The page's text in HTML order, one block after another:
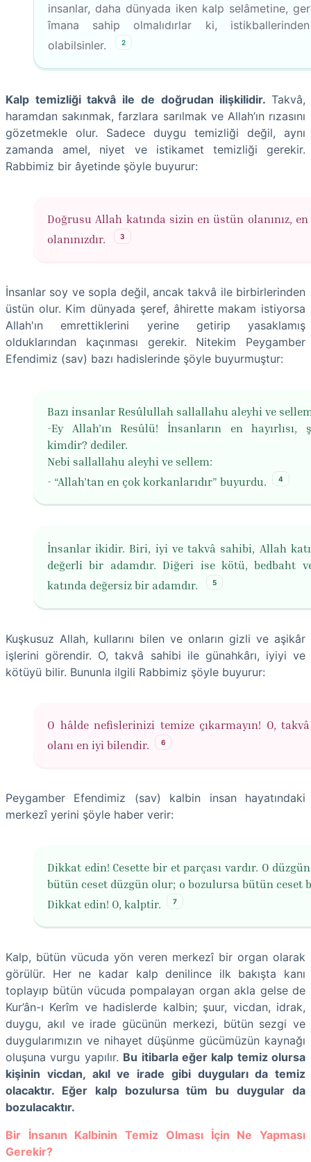
insanlar, daha dünyada iken kalp selâmetine,
îmana sahip olmalıdırlar ki,
olabilsinler.
2
Kalp temizliği takvâ ile de doğrudan ilişkilidir. Takvâ,
haramdan sakınmak, farzlara sarılmak ve Allah’ın rızasını
gözetmekle olur. Sadece duygu temizliği değil, aynı
zamanda amel, niyet ve istikamet temizliği gerekir.
Rabbimiz bir âyetinde şöyle buyurur:
Doğrusu Allah katında sizin en üstün olanınız, en
olanınızdır.
3
İnsanlar soy ve sopla değil, ancak takvâ ile birbirlerinden
üstün olur. Kim dünyada şeref, âhirette makam istiyorsa
Allah'ın emrettiklerini yerine getirip yasaklamış
olduklarından kaçınması gerekir. Nitekim Peygamber
Efendimiz (sav) bazı hadislerinde şöyle buyurmuştur:
Bazı insanlar Resûlullah sallallahu aleyhi ve
-Ey Allah’ın Resûlü! İnsanların en hayırlısı,
kimdir? dediler.
Nebi sallallahu aleyhi ve sellem:
- “Allah’tan en çok korkanlarıdır” buyurdu.
4
İnsanlar ikidir. Biri, iyi ve takvâ sahibi, Allah
değerli bir adamdır. Diğeri ise kötü, bedbaht
katında değersiz bir adamdır.
5
Kuşkusuz Allah, kullarını bilen ve onların gizli ve aşikâr
işlerini görendir. O, takvâ sahibi ile günahkârı, iyiyi ve
kötüyü bilir. Bununla ilgili Rabbimiz şöyle buyurur:
O hâlde nefislerinizi temize çıkarmayın! O,
olanı en iyi bilendir.
6
Peygamber Efendimiz (sav) kalbin insan hayatındaki
merkezî yerini şöyle haber verir:
Dikkat edin! Cesette bir et parçası vardır. O
bütün ceset düzgün olur; o bozulursa bütün ceset
Dikkat edin! O, kalptir.
7
Kalp, bütün vücuda yön veren merkezî bir organ olarak
görülür. Her ne kadar kalp denilince ilk bakışta kanı
toplayıp bütün vücuda pompalayan organ akla gelse de
Kur’ân-ı Kerîm ve hadislerde kalbin; şuur, vicdan, idrak,
duygu, akıl ve irade gücünün merkezi, bütün sezgi ve
duygularımızın ve nihayet düşünme gücümüzün kaynağı
oluşuna vurgu yapılır. Bu itibarla eğer kalp temiz olursa
kişinin vicdan, akıl ve irade gibi duyguları da temiz
olacaktır. Eğer kalp bozulursa tüm bu duygular da
bozulacaktır.
Bir İnsanın Kalbinin Temiz Olması İçin Ne Yapması
Gerekir?